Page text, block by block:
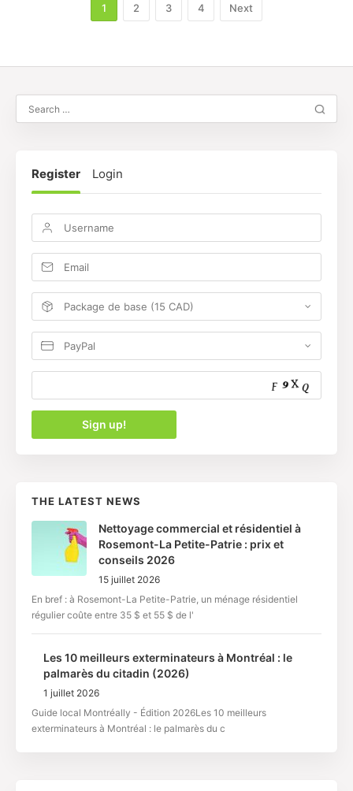
1 2 3 4 Next
Register Login
Package de base (15 CAD)
PayPal
THE LATEST NEWS
Nettoyage commercial et résidentiel à
Rosemont-La Petite-Patrie : prix et
conseils 2026
15 juillet 2026
En bref : à Rosemont-La Petite-Patrie, un ménage résidentiel
régulier coûte entre 35 $ et 55 $ de l'
Les 10 meilleurs exterminateurs à Montréal : le
palmarès du citadin (2026)
1 juillet 2026
Guide local Montréally - Édition 2026Les 10 meilleurs
exterminateurs à Montréal : le palmarès du c